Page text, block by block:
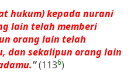
hukum) kepada nurani
lain telah memberi
orang lain telah
dan sekalipun orang lain
”(1136)